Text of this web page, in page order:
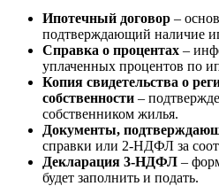
Ипотечный договор –
подтверждающий наличие
Справка о процентах –
уплаченных процентов по
Копия свидетельства о
собственности –
собственником жилья.
Документы,
справки или 2-НДФЛ за
Декларация 3-НДФЛ –
будет заполнить и подать.